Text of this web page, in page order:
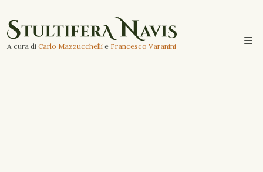
A cura di Carlo Mazzucchelli e Francesco Varanini